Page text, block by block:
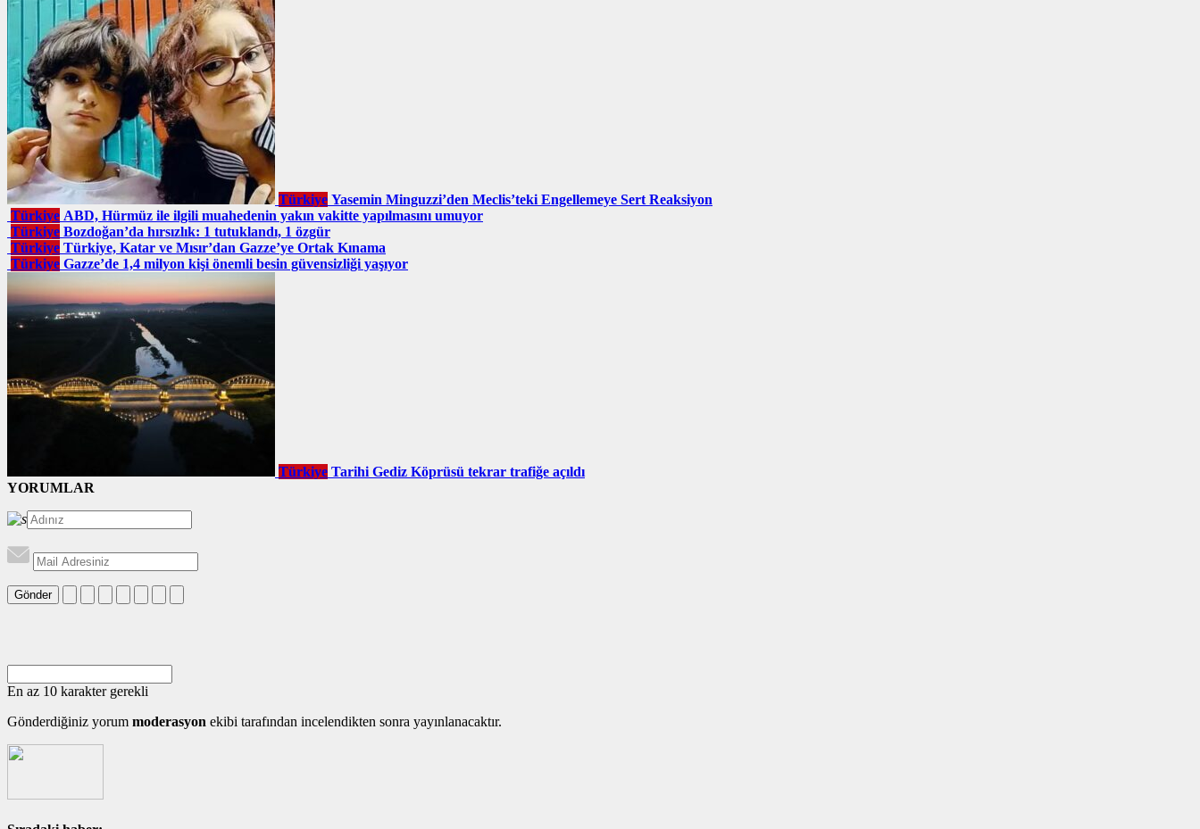
Türkiye Yasemin Minguzzi’den Meclis’teki Engellemeye Sert Reaksiyon
Türkiye ABD, Hürmüz ile ilgili muahedenin yakın vakitte yapılmasını umuyor
Türkiye Bozdoğan’da hırsızlık: 1 tutuklandı, 1 özgür
Türkiye Türkiye, Katar ve Mısır’dan Gazze’ye Ortak Kınama
Türkiye Gazze’de 1,4 milyon kişi önemli besin güvensizliği yaşıyor
Türkiye Tarihi Gediz Köprüsü tekrar trafiğe açıldı
YORUMLAR
Gönder
En az 10 karakter gerekli
Gönderdiğiniz yorum moderasyon ekibi tarafından incelendikten sonra yayınlanacaktır.